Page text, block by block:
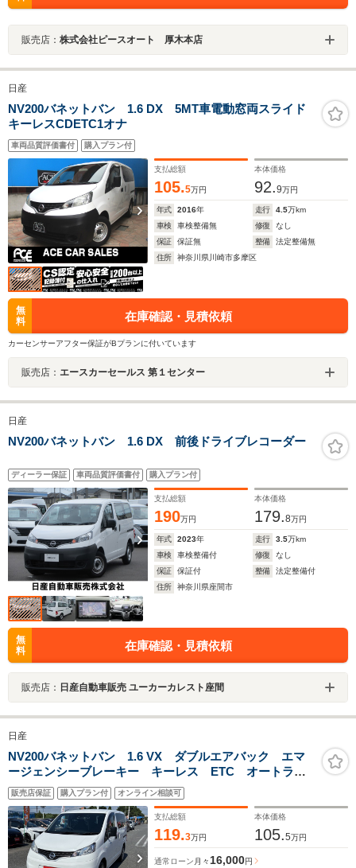
販売店： 株式会社ピースオート 厚木本店
日産
NV200バネットバン 1.6 DX 5MT車電動窓両スライド
キーレスCDETC1オナ
車両品質評価書付 購入プラン付
支払総額
105.5万円
本体価格
92.9万円
年式 2016年 走行 4.5万km
車検
車検整備無 修復
なし
保証
保証無 整備
法定整備無
住所
神奈川県川崎市多摩区
無
料
在庫確認・見積依頼
カーセンサーアフター保証がBプランに付いています
販売店： エースカーセールス 第１センター
日産
NV200バネットバン 1.6 DX 前後ドライブレコーダー
ディーラー保証 車両品質評価書付 購入プラン付
支払総額
190万円
本体価格
179.8万円
年式 2023年 走行 3.5万km
車検
車検整備付 修復
なし
保証
保証付 整備
法定整備付
住所
神奈川県座間市
無
料
在庫確認・見積依頼
販売店： 日産自動車販売 ユーカーカレスト座間
日産
NV200バネットバン 1.6 VX ダブルエアバック エマ
ージェンシーブレーキー キーレス ETC オートライ
ト 両側スライドドア
販売店保証 購入プラン付 オンライン相談可
支払総額
119.3万円
本体価格
105.5万円
通常ローン 月々 16,000円